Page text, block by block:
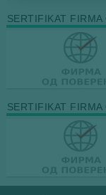
SERTIFIKAT
SERTIFIKAT